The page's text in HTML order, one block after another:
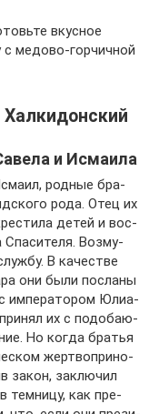
вкусное
медово-горчичной
и Исмаила
род­ные бра­
ро­да. Отец их
де­тей и вос­
Спа­си­те­ля. Воз­му­
В ка­че­стве
они бы­ли по­сла­ны
им­пе­ра­то­ром Юли­а­
их с по­до­ба­ю­
Но ко­гда бра­тья
жерт­во­при­но­
за­кон, за­клю­чил
тем­ни­цу, как пре­